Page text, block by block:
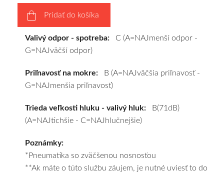
výberu
a
pošleme
zadarmo.
Pridať do košíka
Valivý odpor - spotreba: C (A=NAJmenší odpor -
G=NAJväčší odpor)
Priľnavosť na mokre: B (A=NAJväčšia priľnavosť -
G=NAJmenšia priľnavosť)
Trieda veľkosti hluku - valivý hluk: B(71dB)
(A=NAJtichšie - C=NAJhlučnejšie)
Poznámky:
*Pneumatika so zväčšenou nosnosťou
**Ak máte o túto službu záujem, je nutné uviesť to do